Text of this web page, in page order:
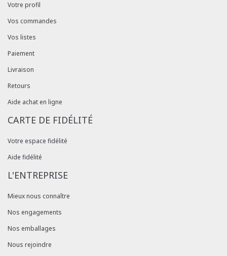
Votre profil
Vos commandes
Vos listes
Paiement
Livraison
Retours
Aide achat en ligne
CARTE DE FIDÉLITÉ
Votre espace fidélité
Aide fidélité
L'ENTREPRISE
Mieux nous connaître
Nos engagements
Nos emballages
Nous rejoindre